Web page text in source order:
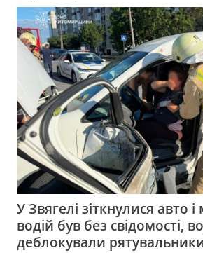
У Звягелі зіткнулися авто
водій був без свідомості,
деблокували